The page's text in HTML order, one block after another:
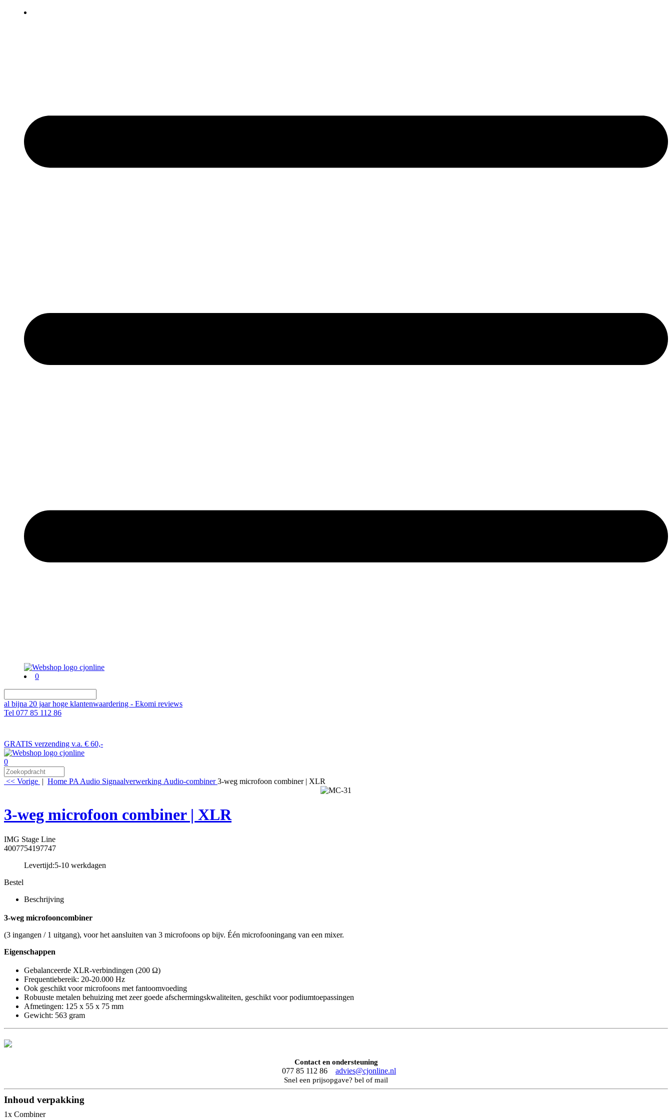
0
al bijna 20 jaar hoge klantenwaardering - Ekomi reviews
Tel 077 85 112 86
GRATIS verzending v.a. € 60,-
0
<< Vorige | Home PA Audio Signaalverwerking Audio-combiner 3-weg microfoon combiner | XLR
3-weg microfoon combiner | XLR
IMG Stage Line
4007754197747
Levertijd:5-10 werkdagen
Bestel
Beschrijving
3-weg microfooncombiner
(3 ingangen / 1 uitgang), voor het aansluiten van 3 microfoons op bijv. Één microfooningang van een mixer.
Eigenschappen
Gebalanceerde XLR-verbindingen (200 Ω)
Frequentiebereik: 20-20.000 Hz
Ook geschikt voor microfoons met fantoomvoeding
Robuuste metalen behuizing met zeer goede afschermingskwaliteiten, geschikt voor podiumtoepassingen
Afmetingen: 125 x 55 x 75 mm
Gewicht: 563 gram
Contact en ondersteuning
077 85 112 86 advies@cjonline.nl
Snel een prijsopgave? bel of mail
Inhoud verpakking
1x Combiner